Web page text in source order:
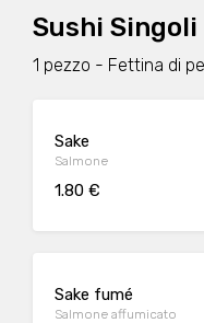
Sushi Singoli
1 pezzo - Fettina di
Sake
Salmone
1.80 €
Sake fumé
Salmone affumicato